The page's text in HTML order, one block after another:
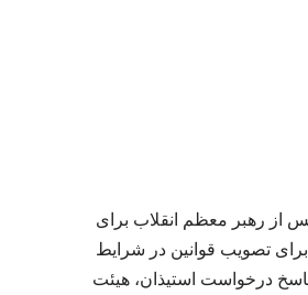
از رهبر معظم انقلاب برای
تصویب قوانین در شرایط
درخواست استیذان، هیئت